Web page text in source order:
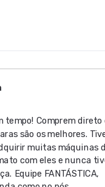
tempo! Comprem direto
são os melhores.
muitas máquinas
com eles e nunca
Equipe FANTÁSTICA,